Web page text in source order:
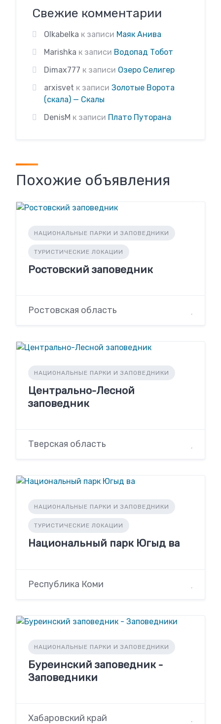
Свежие комментарии
Olkabelka к записи Маяк Анива
Marishka к записи Водопад Тобот
Dimax777 к записи Озеро Селигер
arxisvet к записи Золотые Ворота
(скала) — Скалы
DenisM к записи Плато Путорана
Похожие объявления
НАЦИОНАЛЬНЫЕ ПАРКИ И ЗАПОВЕДНИКИ
ТУРИСТИЧЕСКИЕ ЛОКАЦИИ
Ростовский заповедник
Ростовская область
НАЦИОНАЛЬНЫЕ ПАРКИ И ЗАПОВЕДНИКИ
Центрально-Лесной
заповедник
Тверская область
НАЦИОНАЛЬНЫЕ ПАРКИ И ЗАПОВЕДНИКИ
ТУРИСТИЧЕСКИЕ ЛОКАЦИИ
Национальный парк Югыд ва
Республика Коми
НАЦИОНАЛЬНЫЕ ПАРКИ И ЗАПОВЕДНИКИ
Буреинский заповедник -
Заповедники
Хабаровский край